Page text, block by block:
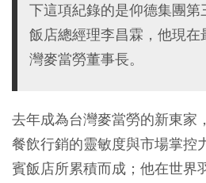
下這項紀錄的是仰德集團
飯店總經理李昌霖，他現在
灣麥當勞董事長。
去年成為台灣麥當勞的新東家
餐飲行銷的靈敏度與市場掌控
賓飯店所累積而成； 他在世界